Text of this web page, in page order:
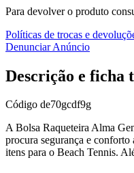
Para devolver o produto
Políticas de trocas e
Denunciar Anúncio
Descrição e ficha
Código de70gcdf9g
A Bolsa Raqueteira Alma
procura segurança e conforto
itens para o Beach Tennis.